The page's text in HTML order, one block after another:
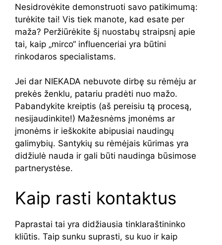
Nesidrovėkite demonstruoti savo patikimumą:
turėkite tai! Vis tiek manote, kad esate per
maža? Peržiūrėkite šį nuostabų straipsnį apie
tai, kaip „mirco“ influenceriai yra būtini
rinkodaros specialistams.
Jei dar NIEKADA nebuvote dirbę su rėmėju ar
prekės ženklu, patariu pradėti nuo mažo.
Pabandykite kreiptis (aš pereisiu tą procesą,
nesijaudinkite!) Mažesnėms įmonėms ar
įmonėms ir ieškokite abipusiai naudingų
galimybių. Santykių su rėmėjais kūrimas yra
didžiulė nauda ir gali būti naudinga būsimose
partnerystėse.
Kaip rasti kontaktus
Paprastai tai yra didžiausia tinklaraštininko
kliūtis. Taip sunku suprasti, su kuo ir kaip